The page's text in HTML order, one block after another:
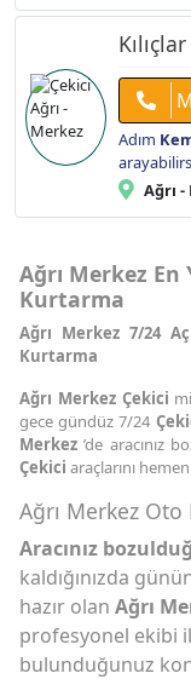
Adım
Ağrı
Ağrı Merkez En
Kurtarma
Ağrı Merkez 7/24
Kurtarma
Ağrı Merkez Çekici
gece gündüz 7/24
Merkez’de aracınız
Çekici araçlarını
Ağrı Merkez
Aracınız
kaldığınızda
hazır olan Ağrı
profesyonel ekibi
bulunduğunuz